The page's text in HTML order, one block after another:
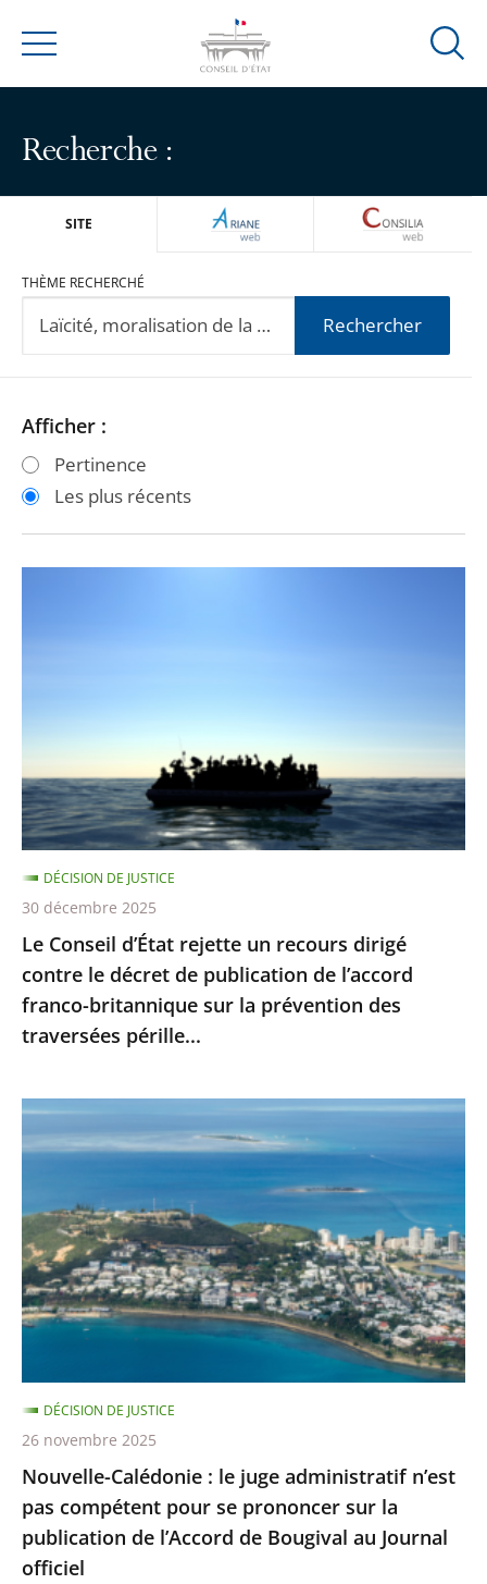
Menu
Ouvrir
Recherche :
SITE ARIANEWEB
THÈME RECHERCHÉ
Rechercher
Passer
les
filtres
Passer
les
filtres
Afficher :
Pertinence
Les plus récents
recours
contre
le
décret
de
publication
de
l’accord
franco-
britannique
la
prévention
des
pérille...
Le Conseil d’État rejette un recours dirigé
contre le décret de publication de l’accord
franco-britannique sur la prévention des
traversées pérille...
DÉCISION DE JUSTICE
30 décembre 2025
Nouvelle-
Calédonie
juge
administratif
n’est
pas
pour
se
prononcer
sur
la
publication
de
Nouvelle-Calédonie : le juge administratif n’est
pas compétent pour se prononcer sur la
publication de l’Accord de Bougival au Journal
officiel
DÉCISION DE JUSTICE
26 novembre 2025